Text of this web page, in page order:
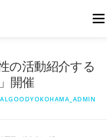
メニ
の活動紹介する
開催